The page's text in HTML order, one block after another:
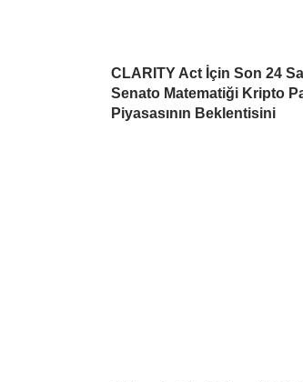
CLARITY Act İçin Son 24
Senato Matematiği Kripto
Piyasasının Beklentisini